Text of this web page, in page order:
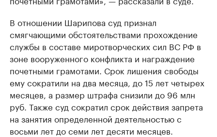
В отношении Шарипова суд признал
смягчающими обстоятельствами прохождение
службы в составе миротворческих сил ВС РФ в
зоне вооруженного конфликта и награждение
почетными грамотами. Срок лишения свободы
ему сократили на два месяца, до 15 лет четырех
месяцев, а размер штрафа снизили до 96 млн
руб. Также суд сократил срок действия запрета
на занятия определенной деятельностью с
восьми лет до семи лет десяти месяцев.